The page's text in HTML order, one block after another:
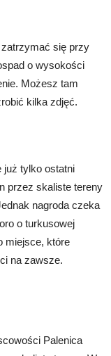
się przy
o wysokości
Możesz tam
kilka zdjęć.
już tylko ostatni
przez skaliste tereny
nagroda czeka
o turkusowej
miejsce, które
na zawsze.
Palenica